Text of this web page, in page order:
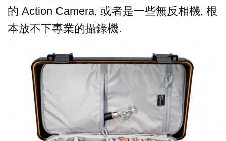
的 Action Camera, 或者是一些無反相機, 根
本放不下專業的攝錄機.